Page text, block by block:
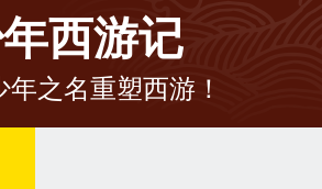
西游记
年之名重塑西游！